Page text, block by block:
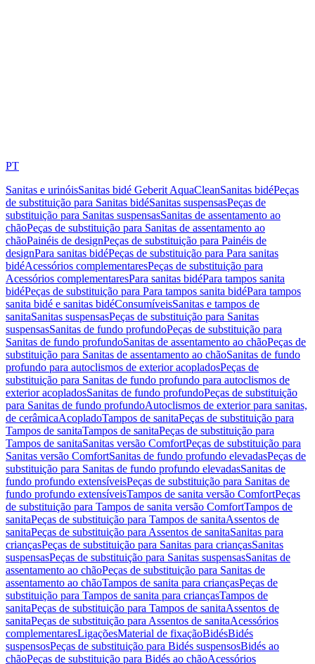
PT
Sanitas e urinóisSanitas bidé Geberit AquaCleanSanitas bidéPeças
de substituição para Sanitas bidéSanitas suspensasPeças de
substituição para Sanitas suspensasSanitas de assentamento ao
chãoPeças de substituição para Sanitas de assentamento ao
chãoPainéis de designPeças de substituição para Painéis de
designPara sanitas bidéPeças de substituição para Para sanitas
bidéAcessórios complementaresPeças de substituição para
Acessórios complementaresPara sanitas bidéPara tampos sanita
bidéPeças de substituição para Para tampos sanita bidéPara tampos
sanita bidé e sanitas bidéConsumíveisSanitas e tampos de
sanitaSanitas suspensasPeças de substituição para Sanitas
suspensasSanitas de fundo profundoPeças de substituição para
Sanitas de fundo profundoSanitas de assentamento ao chãoPeças de
substituição para Sanitas de assentamento ao chãoSanitas de fundo
profundo para autoclismos de exterior acopladosPeças de
substituição para Sanitas de fundo profundo para autoclismos de
exterior acopladosSanitas de fundo profundoPeças de substituição
para Sanitas de fundo profundoAutoclismos de exterior para sanitas,
de cerâmicaAcopladoTampos de sanitaPeças de substituição para
Tampos de sanitaTampos de sanitaPeças de substituição para
Tampos de sanitaSanitas versão ComfortPeças de substituição para
Sanitas versão ComfortSanitas de fundo profundo elevadasPeças de
substituição para Sanitas de fundo profundo elevadasSanitas de
fundo profundo extensíveisPeças de substituição para Sanitas de
fundo profundo extensíveisTampos de sanita versão ComfortPeças
de substituição para Tampos de sanita versão ComfortTampos de
sanitaPeças de substituição para Tampos de sanitaAssentos de
sanitaPeças de substituição para Assentos de sanitaSanitas para
criançasPeças de substituição para Sanitas para criançasSanitas
suspensasPeças de substituição para Sanitas suspensasSanitas de
assentamento ao chãoPeças de substituição para Sanitas de
assentamento ao chãoTampos de sanita para criançasPeças de
substituição para Tampos de sanita para criançasTampos de
sanitaPeças de substituição para Tampos de sanitaAssentos de
sanitaPeças de substituição para Assentos de sanitaAcessórios
complementaresLigaçõesMaterial de fixaçãoBidésBidés
suspensosPeças de substituição para Bidés suspensosBidés ao
chãoPeças de substituição para Bidés ao chãoAcessórios